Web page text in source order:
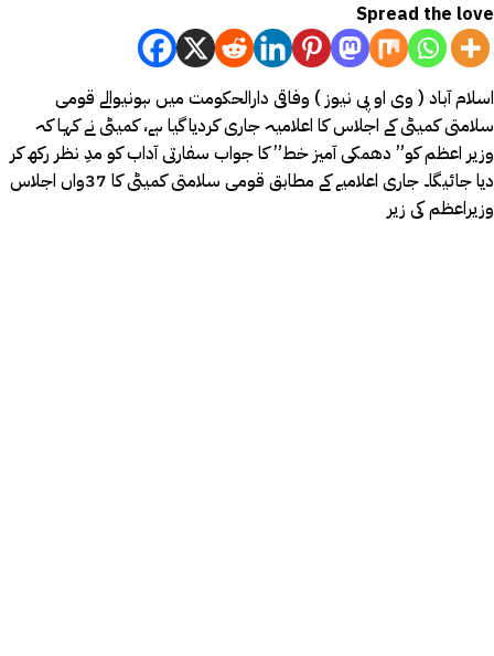
Spread the love
اسلام آباد ( وی او پی نیوز ) وفاقی دارالحکومت میں ہونیوالے قومی
سلامتی کمیٹی کے اجلاس کا اعلامیہ جاری کردیا گیا ہے، کمیٹی نے کہا کہ
وزیر اعظم کو” دھمکی آمیز خط” کا جواب سفارتی آداب کو مدِ نظر رکھ کر
دیا جائیگا۔ جاری اعلامیے کے مطابق قومی سلامتی کمیٹی کا 37واں اجلاس
وزیراعظم کی زیر